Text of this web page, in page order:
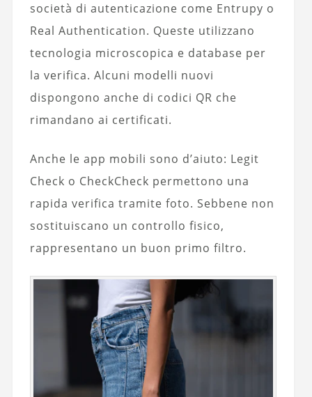
società di autenticazione come Entrupy o
Real Authentication. Queste utilizzano
tecnologia microscopica e database per
la verifica. Alcuni modelli nuovi
dispongono anche di codici QR che
rimandano ai certificati.
Anche le app mobili sono d’aiuto: Legit
Check o CheckCheck permettono una
rapida verifica tramite foto. Sebbene non
sostituiscano un controllo fisico,
rappresentano un buon primo filtro.